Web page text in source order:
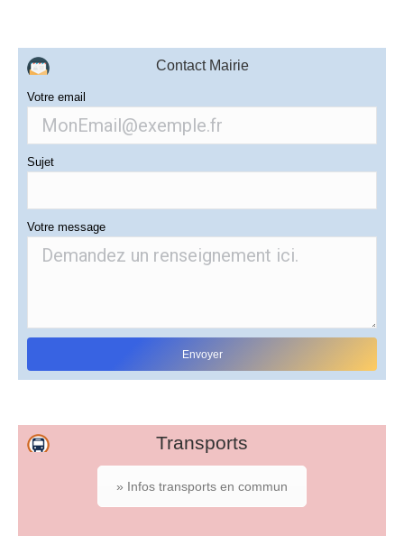
Contact Mairie
Votre email
Sujet
Votre message
Transports
» Infos transports en commun